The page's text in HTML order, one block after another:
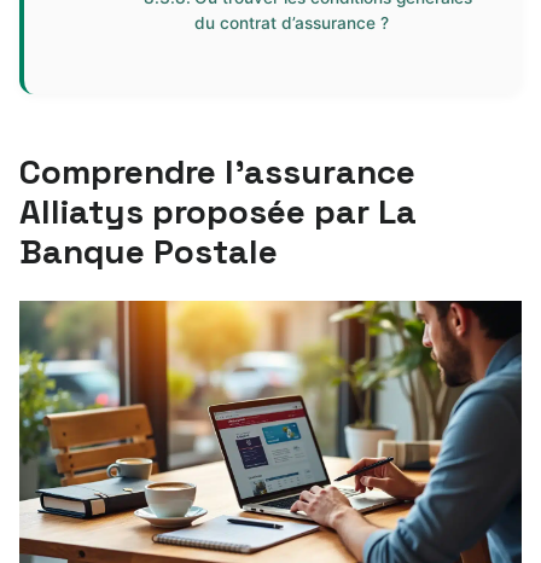
du contrat d’assurance ?
Comprendre l’assurance
Alliatys proposée par La
Banque Postale